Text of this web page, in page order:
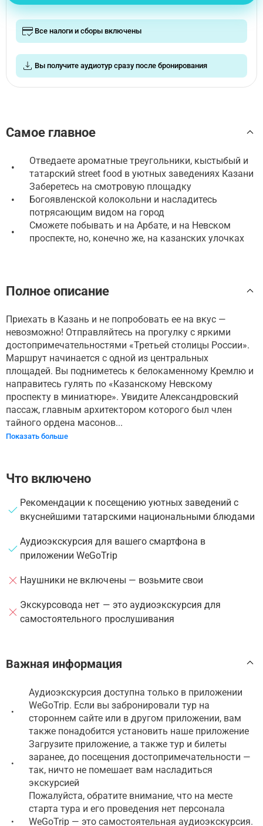
Все налоги и сборы включены
Вы получите аудиотур сразу после бронирования
Самое главное
•
Отведаете ароматные треугольники, кыстыбый и
татарский street food в уютных заведениях Казани
•
Заберетесь на смотровую площадку
Богоявленской колокольни и насладитесь
потрясающим видом на город
•
Сможете побывать и на Арбате, и на Невском
проспекте, но, конечно же, на казанских улочках
Полное описание
Приехать в Казань и не попробовать ее на вкус —
невозможно! Отправляйтесь на прогулку с яркими
достопримечательностями «Третьей столицы России».
Маршрут начинается с одной из центральных
площадей. Вы подниметесь к белокаменному Кремлю и
направитесь гулять по «Казанскому Невскому
проспекту в миниатюре». Увидите Александровский
пассаж, главным архитектором которого был член
тайного ордена масонов...
Показать больше
Что включено
Рекомендации к посещению уютных заведений с
вкуснейшими татарскими национальными блюдами
Аудиоэкскурсия для вашего смартфона в
приложении WeGoTrip
Наушники не включены — возьмите свои
Экскурсовода нет — это аудиоэкскурсия для
самостоятельного прослушивания
Важная информация
•
Аудиоэкскурсия доступна только в приложении
WeGoTrip. Если вы забронировали тур на
стороннем сайте или в другом приложении, вам
также понадобится установить наше приложение
•
Загрузите приложение, а также тур и билеты
заранее, до посещения достопримечательности —
так, ничто не помешает вам насладиться
экскурсией
•
Пожалуйста, обратите внимание, что на месте
старта тура и его проведения нет персонала
WeGoTrip — это самостоятельная аудиоэкскурсия.